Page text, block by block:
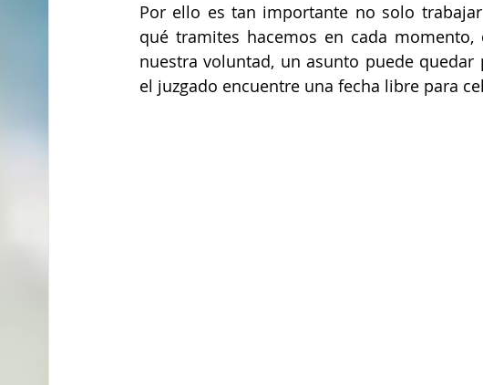
Por ello es tan importante no solo
qué tramites hacemos en cada
nuestra voluntad, un asunto puede
el juzgado encuentre una fecha libre para